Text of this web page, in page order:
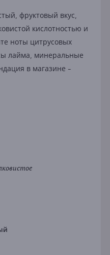
фруктовый вкус,
кислотностью и
ноты цитрусовых
лайма, минеральные
в магазине -